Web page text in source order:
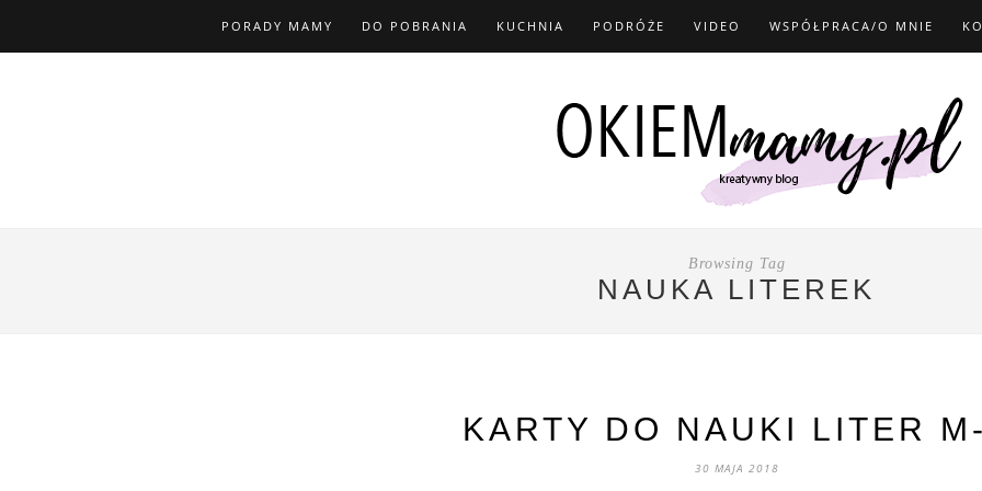
PORADY MAMY DO POBRANIA KUCHNIA PODRÓŻE VIDEO WSPÓŁPRACA/O MNIE
Browsing Tag
NAUKA LITEREK
KARTY DO NAUKI LITER
30 MAJA 2018